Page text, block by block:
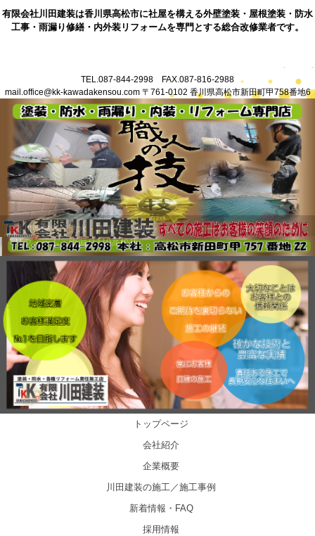
有限会社川田建装は香川県高松市に社屋を構える外壁塗装・屋根塗装・防水
工事・雨漏り修繕・内外装リフォームを専門とする総合改修業者です。
TEL.087-844-2998 FAX.087-816-2988
mail.office@kk-kawadakensou.com 〒761-0102 香川県高松市新田町甲758番地6
香川県高松市塗装業・防水業・各種内外装リフォーム・雨漏り修繕を
行う総合改修会社川田建装
トップページ
会社紹介
企業概要
川田建装の施工／施工事例
新着情報・FAQ
採用情報